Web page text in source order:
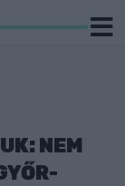
NEM